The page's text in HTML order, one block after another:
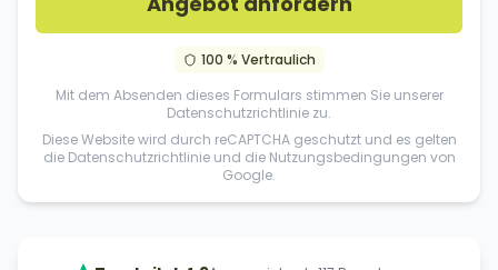
100 % Vertraulich
Mit dem Absenden dieses Formulars stimmen Sie unserer
Datenschutzrichtlinie zu.
Diese Website wird durch reCAPTCHA geschutzt und es gelten
die Datenschutzrichtlinie und die Nutzungsbedingungen von
Google.